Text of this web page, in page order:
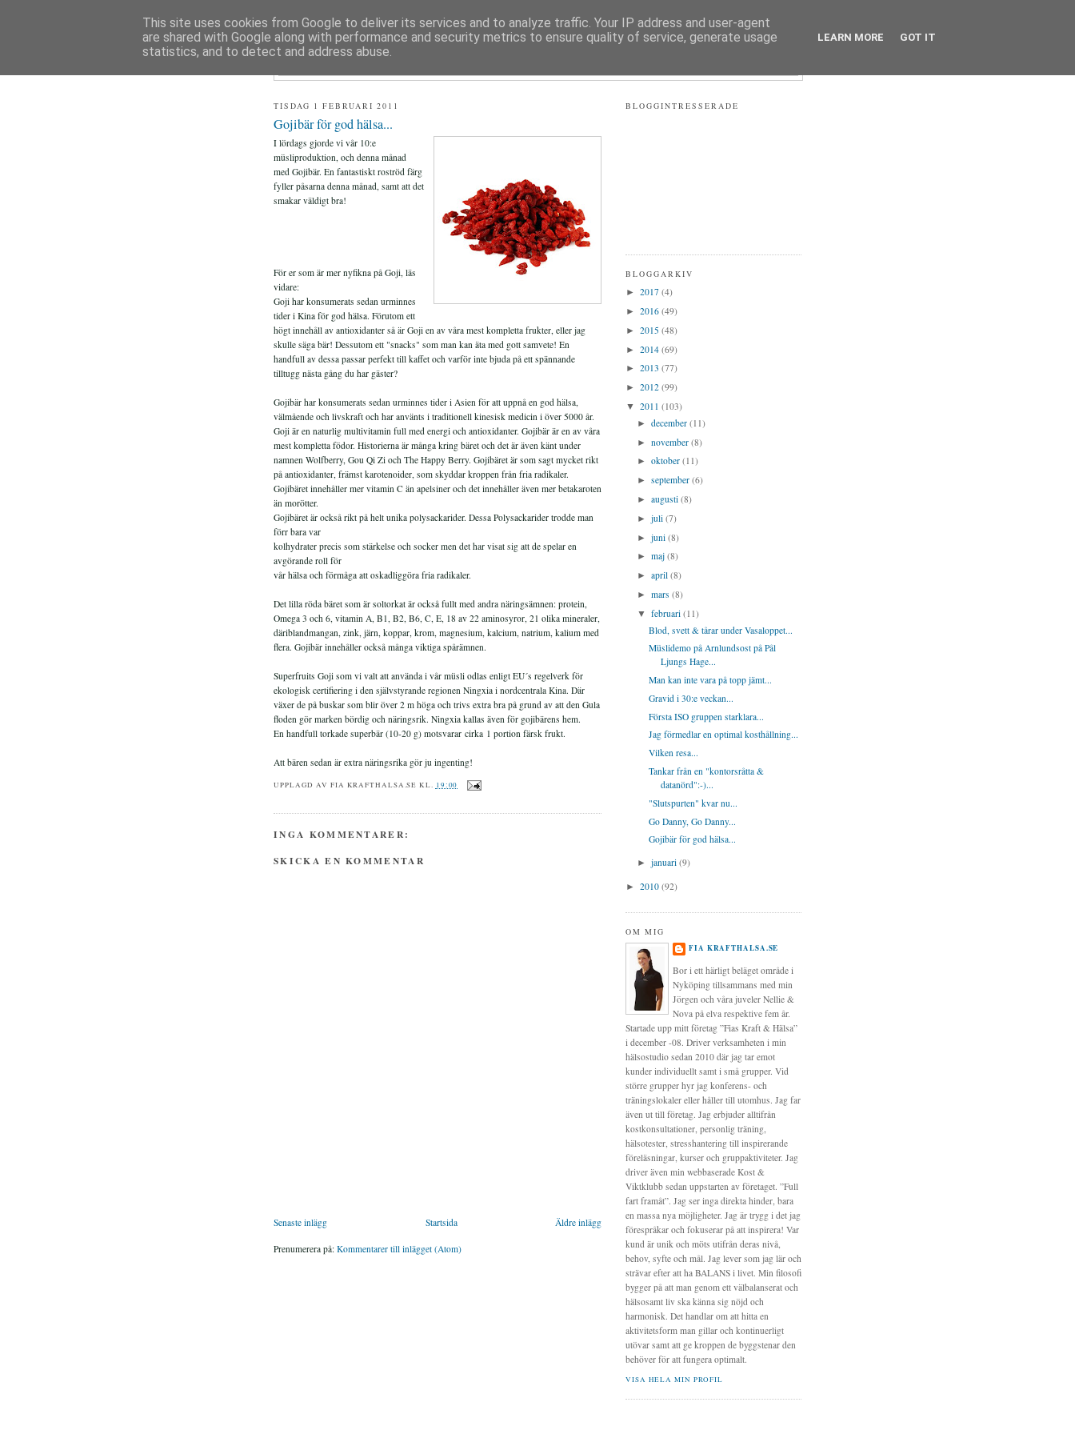
FIAS HÄLSA
TISDAG 1 FEBRUARI 2011
Gojibär för god hälsa...
I lördags gjorde vi vår 10:e
müsliproduktion, och denna månad
med Gojibär. En fantastiskt roströd färg
fyller påsarna denna månad, samt att det
smakar väldigt bra!
För er som är mer nyfikna på Goji, läs
vidare:
Goji har konsumerats sedan urminnes
tider i Kina för god hälsa. Förutom ett
högt innehåll av antioxidanter så är Goji en av våra mest kompletta frukter, eller jag
skulle säga bär! Dessutom ett "snacks" som man kan äta med gott samvete! En
handfull av dessa passar perfekt till kaffet och varför inte bjuda på ett spännande
tilltugg nästa gång du har gäster?
Gojibär har konsumerats sedan urminnes tider i Asien för att uppnå en god hälsa,
välmående och livskraft och har använts i traditionell kinesisk medicin i över 5000 år.
Goji är en naturlig multivitamin full med energi och antioxidanter. Gojibär är en av våra
mest kompletta födor. Historierna är många kring bäret och det är även känt under
namnen Wolfberry, Gou Qi Zi och The Happy Berry. Gojibäret är som sagt mycket rikt
på antioxidanter, främst karotenoider, som skyddar kroppen från fria radikaler.
Gojibäret innehåller mer vitamin C än apelsiner och det innehåller även mer betakaroten
än morötter.
Gojibäret är också rikt på helt unika polysackarider. Dessa Polysackarider trodde man
förr bara var
kolhydrater precis som stärkelse och socker men det har visat sig att de spelar en
avgörande roll för
vår hälsa och förmåga att oskadliggöra fria radikaler.
Det lilla röda bäret som är soltorkat är också fullt med andra näringsämnen: protein,
Omega 3 och 6, vitamin A, B1, B2, B6, C, E, 18 av 22 aminosyror, 21 olika mineraler,
däriblandmangan, zink, järn, koppar, krom, magnesium, kalcium, natrium, kalium med
flera. Gojibär innehåller också många viktiga spårämnen.
Superfruits Goji som vi valt att använda i vår müsli odlas enligt EU´s regelverk för
ekologisk certifiering i den självstyrande regionen Ningxia i nordcentrala Kina. Där
växer de på buskar som blir över 2 m höga och trivs extra bra på grund av att den Gula
floden gör marken bördig och näringsrik. Ningxia kallas även för gojibärens hem.
En handfull torkade superbär (10-20 g) motsvarar cirka 1 portion färsk frukt.
Att bären sedan är extra näringsrika gör ju ingenting!
UPPLAGD AV FIA KRAFTHALSA.SE KL. 19:00
INGA KOMMENTARER:
SKICKA EN KOMMENTAR
Senaste inlägg Äldre inlägg
Startsida
Prenumerera på: Kommentarer till inlägget (Atom)
BLOGGINTRESSERADE
BLOGGARKIV
► 2017 (4)
► 2016 (49)
► 2015 (48)
► 2014 (69)
► 2013 (77)
► 2012 (99)
▼ 2011 (103)
► december (11)
► november (8)
► oktober (11)
► september (6)
► augusti (8)
► juli (7)
► juni (8)
► maj (8)
► april (8)
► mars (8)
▼ februari (11)
Blod, svett & tårar under Vasaloppet...
Müslidemo på Arnlundsost på Pål
Ljungs Hage...
Man kan inte vara på topp jämt...
Gravid i 30:e veckan...
Första ISO gruppen starklara...
Jag förmedlar en optimal kosthållning...
Vilken resa...
Tankar från en "kontorsråtta &
datanörd":-)...
"Slutspurten" kvar nu...
Go Danny, Go Danny...
Gojibär för god hälsa...
► januari (9)
► 2010 (92)
OM MIG
FIA KRAFTHALSA.SE
Bor i ett härligt beläget område i
Nyköping tillsammans med min
Jörgen och våra juveler Nellie &
Nova på elva respektive fem år.
Startade upp mitt företag ”Fias Kraft & Hälsa”
i december -08. Driver verksamheten i min
hälsostudio sedan 2010 där jag tar emot
kunder individuellt samt i små grupper. Vid
större grupper hyr jag konferens- och
träningslokaler eller håller till utomhus. Jag far
även ut till företag. Jag erbjuder alltifrån
kostkonsultationer, personlig träning,
hälsotester, stresshantering till inspirerande
föreläsningar, kurser och gruppaktiviteter. Jag
driver även min webbaserade Kost &
Viktklubb sedan uppstarten av företaget. ”Full
fart framåt”. Jag ser inga direkta hinder, bara
en massa nya möjligheter. Jag är trygg i det jag
förespråkar och fokuserar på att inspirera! Var
kund är unik och möts utifrån deras nivå,
behov, syfte och mål. Jag lever som jag lär och
strävar efter att ha BALANS i livet. Min filosofi
bygger på att man genom ett välbalanserat och
hälsosamt liv ska känna sig nöjd och
harmonisk. Det handlar om att hitta en
aktivitetsform man gillar och kontinuerligt
utövar samt att ge kroppen de byggstenar den
behöver för att fungera optimalt.
VISA HELA MIN PROFIL
This site uses cookies from Google to deliver its services and to analyze traffic. Your IP address and user-agent
are shared with Google along with performance and security metrics to ensure quality of service, generate usage
statistics, and to detect and address abuse.
LEARN MORE GOT IT